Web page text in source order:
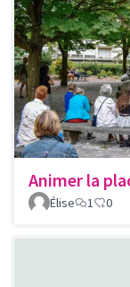
Animer la
Élise
1 0